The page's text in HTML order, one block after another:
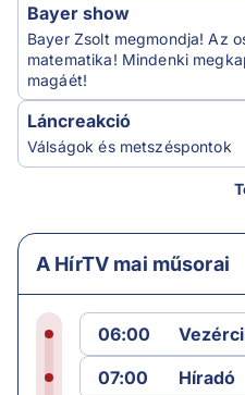
Bayer show
Bayer Zsolt megmondja! Az
matematika! Mindenki
magáét!
Láncreakció
Válságok és metszéspontok
A HírTV mai műsorai
06:00
07:00
Híradó